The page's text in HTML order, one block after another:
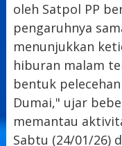
oleh Satpol PP
pengaruhnya
menunjukkan
hiburan malam
bentuk
Dumai," ujar
memantau
Sabtu (24/01/26)